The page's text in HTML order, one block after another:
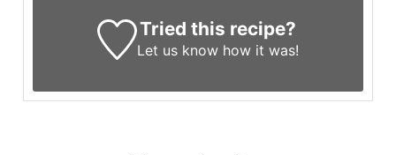
Tried this recipe?
Let us know how it was!